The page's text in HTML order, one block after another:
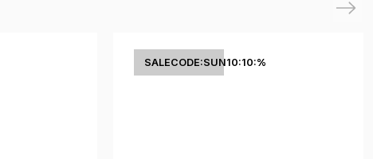
SALECODE:SUN10:10:%
Next